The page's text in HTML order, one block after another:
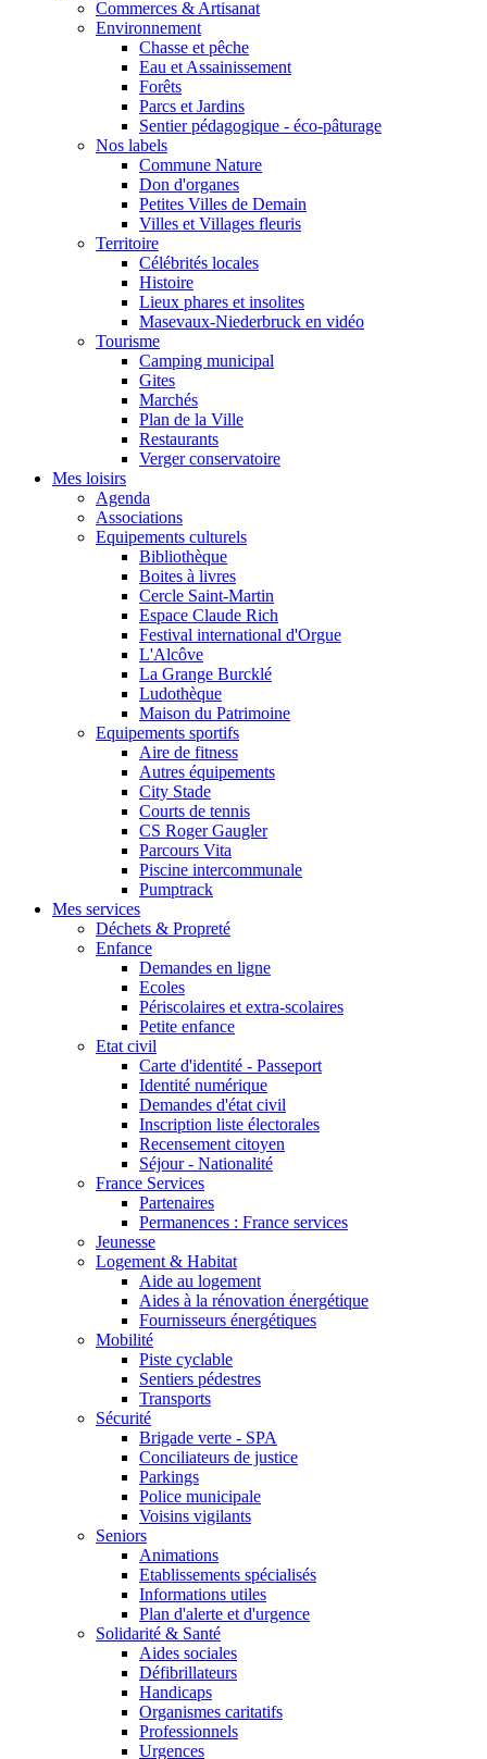
Commerces & Artisanat
Environnement
Chasse et pêche
Eau et Assainissement
Forêts
Parcs et Jardins
Sentier pédagogique - éco-pâturage
Nos labels
Commune Nature
Don d'organes
Petites Villes de Demain
Villes et Villages fleuris
Territoire
Célébrités locales
Histoire
Lieux phares et insolites
Masevaux-Niederbruck en vidéo
Tourisme
Camping municipal
Gites
Marchés
Plan de la Ville
Restaurants
Verger conservatoire
Mes loisirs
Agenda
Associations
Equipements culturels
Bibliothèque
Boites à livres
Cercle Saint-Martin
Espace Claude Rich
Festival international d'Orgue
L'Alcôve
La Grange Burcklé
Ludothèque
Maison du Patrimoine
Equipements sportifs
Aire de fitness
Autres équipements
City Stade
Courts de tennis
CS Roger Gaugler
Parcours Vita
Piscine intercommunale
Pumptrack
Mes services
Déchets & Propreté
Enfance
Demandes en ligne
Ecoles
Périscolaires et extra-scolaires
Petite enfance
Etat civil
Carte d'identité - Passeport
Identité numérique
Demandes d'état civil
Inscription liste électorales
Recensement citoyen
Séjour - Nationalité
France Services
Partenaires
Permanences : France services
Jeunesse
Logement & Habitat
Aide au logement
Aides à la rénovation énergétique
Fournisseurs énergétiques
Mobilité
Piste cyclable
Sentiers pédestres
Transports
Sécurité
Brigade verte - SPA
Conciliateurs de justice
Parkings
Police municipale
Voisins vigilants
Seniors
Animations
Etablissements spécialisés
Informations utiles
Plan d'alerte et d'urgence
Solidarité & Santé
Aides sociales
Défibrillateurs
Handicaps
Organismes caritatifs
Professionnels
Urgences